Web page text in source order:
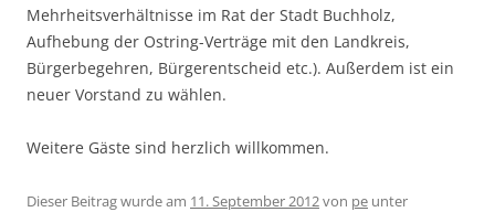
Mehrheitsverhältnisse im Rat der Stadt Buchholz,
Aufhebung der Ostring-Verträge mit den Landkreis,
Bürgerbegehren, Bürgerentscheid etc.). Außerdem ist ein
neuer Vorstand zu wählen.
Weitere Gäste sind herzlich willkommen.
Dieser Beitrag wurde am 11. September 2012von pe unter